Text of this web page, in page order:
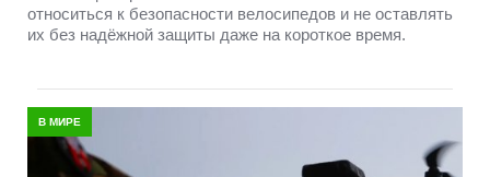
относиться к безопасности велосипедов и не оставлять
их без надёжной защиты даже на короткое время.
В МИРЕ